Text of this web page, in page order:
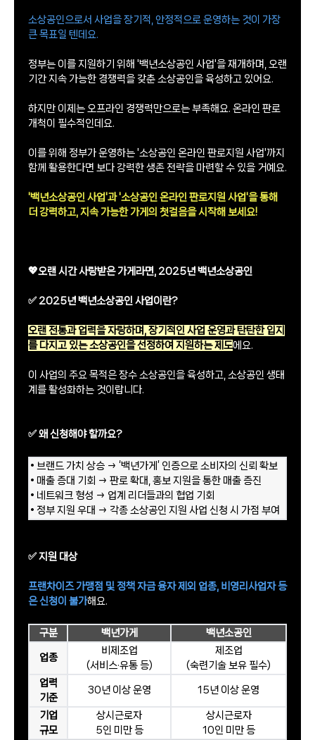
소상공인으로서 사업을 장기적, 안정적으로 운영하는 것이 가장
큰 목표일 텐데요.
정부는 이를 지원하기 위해 '백년소상공인 사업'을 재개하며, 오랜
기간 지속 가능한 경쟁력을 갖춘 소상공인을 육성하고 있어요.
하지만 이제는 오프라인 경쟁력만으로는 부족해요. 온라인 판로
개척이 필수적인데요.
이를 위해 정부가 운영하는 '소상공인 온라인 판로지원 사업'까지
함께 활용한다면 보다 강력한 생존 전략을 마련할 수 있을 거예요.
'백년소상공인 사업'과 '소상공인 온라인 판로지원 사업'을 통해
더 강력하고, 지속 가능한 가게의 첫걸음을 시작해 보세요!
💖오랜 시간 사랑받은 가게라면, 2025년 백년소상공인
✅ 2025년 백년소상공인 사업이란?
오랜 전통과 업력을 자랑하며, 장기적인 사업 운영과 탄탄한 입지
를 다지고 있는 소상공인을 선정하여 지원하는 제도에요.
이 사업의 주요 목적은 장수 소상공인을 육성하고, 소상공인 생태
계를 활성화하는 것이랍니다.
✅ 왜 신청해야 할까요?
• 브랜드 가치 상승 → ‘백년가게’ 인증으로 소비자의 신뢰 확보
• 매출 증대 기회 → 판로 확대, 홍보 지원을 통한 매출 증진
• 네트워크 형성 → 업계 리더들과의 협업 기회
• 정부 지원 우대 → 각종 소상공인 지원 사업 신청 시 가점 부여
​✅ 지원 대상
프랜차이즈 가맹점 및 정책 자금 융자 제외 업종, 비영리사업자 등
은 신청이 불가해요.
구분 백년가게 백년소공인
업종
비제조업
(서비스·유통 등)
제조업
(숙련기술 보유 필수)
업력
기준
30년 이상 운영 15년 이상 운영
기업
규모
상시근로자
5인 미만 등
상시근로자
10인 미만 등